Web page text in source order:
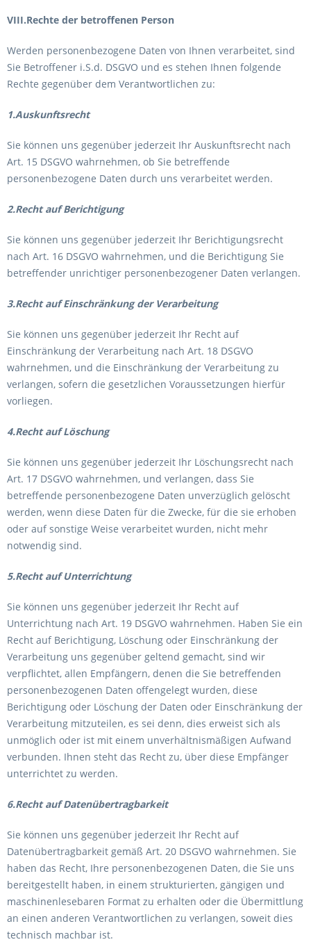
VIII.Rechte der betroffenen Person
Werden personenbezogene Daten von Ihnen verarbeitet, sind
Sie Betroffener i.S.d. DSGVO und es stehen Ihnen folgende
Rechte gegenüber dem Verantwortlichen zu:
1.Auskunftsrecht
Sie können uns gegenüber jederzeit Ihr Auskunftsrecht nach
Art. 15 DSGVO wahrnehmen, ob Sie betreffende
personenbezogene Daten durch uns verarbeitet werden.
2.Recht auf Berichtigung
Sie können uns gegenüber jederzeit Ihr Berichtigungsrecht
nach Art. 16 DSGVO wahrnehmen, und die Berichtigung Sie
betreffender unrichtiger personenbezogener Daten verlangen.
3.Recht auf Einschränkung der Verarbeitung
Sie können uns gegenüber jederzeit Ihr Recht auf
Einschränkung der Verarbeitung nach Art. 18 DSGVO
wahrnehmen, und die Einschränkung der Verarbeitung zu
verlangen, sofern die gesetzlichen Voraussetzungen hierfür
vorliegen.
4.Recht auf Löschung
Sie können uns gegenüber jederzeit Ihr Löschungsrecht nach
Art. 17 DSGVO wahrnehmen, und verlangen, dass Sie
betreffende personenbezogene Daten unverzüglich gelöscht
werden, wenn diese Daten für die Zwecke, für die sie erhoben
oder auf sonstige Weise verarbeitet wurden, nicht mehr
notwendig sind.
5.Recht auf Unterrichtung
Sie können uns gegenüber jederzeit Ihr Recht auf
Unterrichtung nach Art. 19 DSGVO wahrnehmen. Haben Sie ein
Recht auf Berichtigung, Löschung oder Einschränkung der
Verarbeitung uns gegenüber geltend gemacht, sind wir
verpflichtet, allen Empfängern, denen die Sie betreffenden
personenbezogenen Daten offengelegt wurden, diese
Berichtigung oder Löschung der Daten oder Einschränkung der
Verarbeitung mitzuteilen, es sei denn, dies erweist sich als
unmöglich oder ist mit einem unverhältnismäßigen Aufwand
verbunden. Ihnen steht das Recht zu, über diese Empfänger
unterrichtet zu werden.
6.Recht auf Datenübertragbarkeit
Sie können uns gegenüber jederzeit Ihr Recht auf
Datenübertragbarkeit gemäß Art. 20 DSGVO wahrnehmen. Sie
haben das Recht, Ihre personenbezogenen Daten, die Sie uns
bereitgestellt haben, in einem strukturierten, gängigen und
maschinenlesebaren Format zu erhalten oder die Übermittlung
an einen anderen Verantwortlichen zu verlangen, soweit dies
technisch machbar ist.